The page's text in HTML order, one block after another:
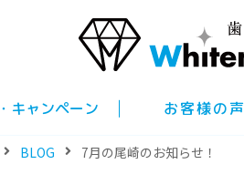
キャンペーン お客様の声
BLOG 7月の尾崎のお知らせ！